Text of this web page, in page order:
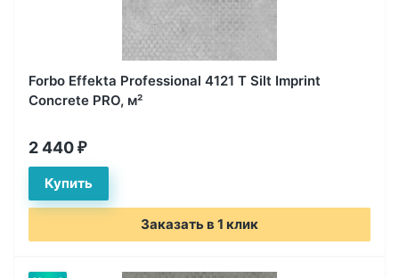
Forbo Effekta Professional 4121 T Silt Imprint
Concrete PRO, м²
2 440 ₽
Заказать в 1 клик